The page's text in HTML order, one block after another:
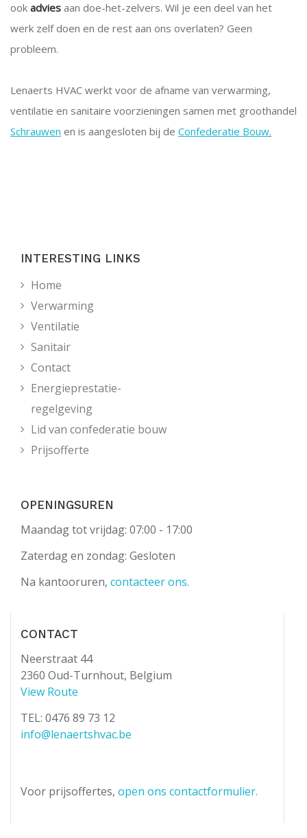
ook advies aan doe-het-zelvers. Wil je een deel van het
werk zelf doen en de rest aan ons overlaten? Geen
probleem.
Lenaerts HVAC werkt voor de afname van verwarming,
ventilatie en sanitaire voorzieningen samen met groothandel
Schrauwen en is aangesloten bij de Confederatie Bouw.
INTERESTING LINKS
Home
Verwarming
Ventilatie
Sanitair
Contact
Energieprestatie-
regelgeving
Lid van confederatie bouw
Prijsofferte
OPENINGSUREN
Maandag tot vrijdag: 07:00 - 17:00
Zaterdag en zondag: Gesloten
Na kantooruren, contacteer ons.
CONTACT
Neerstraat 44
2360 Oud-Turnhout, Belgium
View Route
TEL: 0476 89 73 12
info@lenaertshvac.be
Voor prijsoffertes, open ons contactformulier.